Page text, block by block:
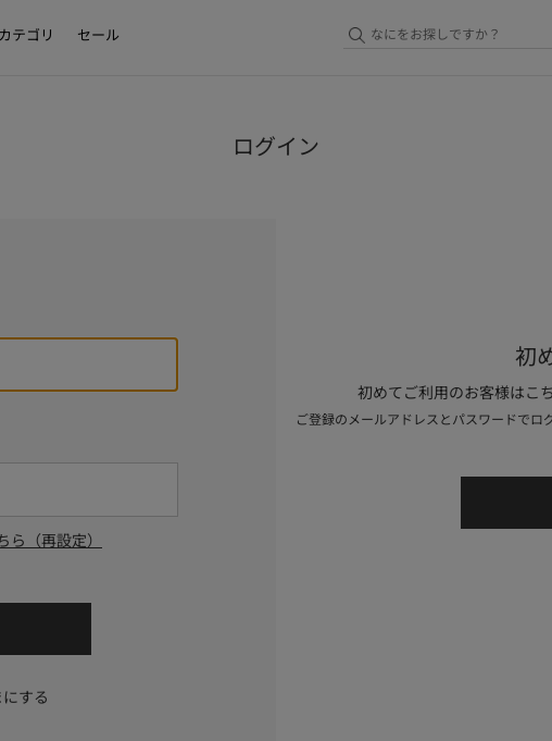
カテゴリ セール
ログイン
（再設定）
する
初
初めてご利用のお客様はこ
ご登録のメールアドレスとパスワードでロ